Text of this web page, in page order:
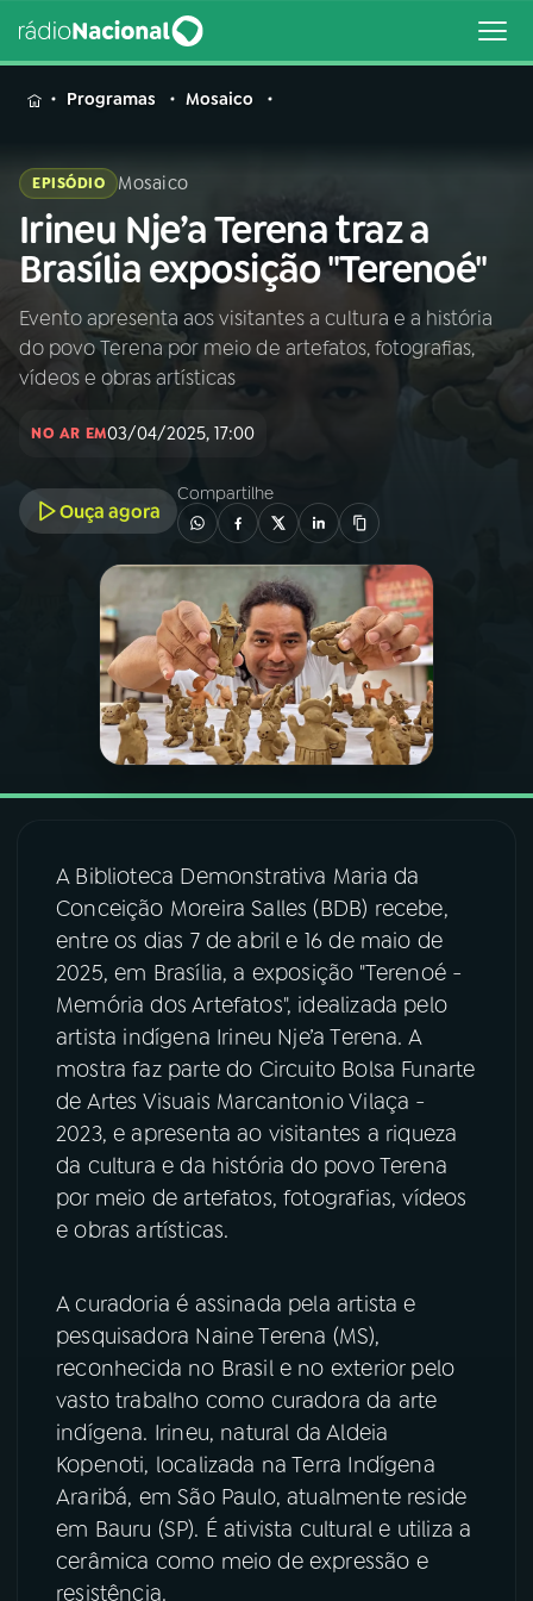
MENU
Buscar
na
Rádio
Nacional
Buscar
AO VIVO
01INÍCIO
02A RÁDIO
PROGRAMAÇÃO
PROGRAMAS
PODCASTS
07ÚLTIMAS
08FESTIVAL DE MÚSICA
ACOMPANHE A RÁDIO NACIONAL
YouTube Facebook
Instagram X
TikTok
Programas Mosaico
EPISÓDIO Mosaico
Irineu Nje’a Terena traz a
Brasília exposição "Terenoé"
Evento apresenta aos visitantes a cultura e a história
do povo Terena por meio de artefatos, fotografias,
vídeos e obras artísticas
NO AR EM03/04/2025, 17:00
Ouça agora
Compartilhe
A Biblioteca Demonstrativa Maria da
Conceição Moreira Salles (BDB) recebe,
entre os dias 7 de abril e 16 de maio de
2025, em Brasília, a exposição "Terenoé -
Memória dos Artefatos", idealizada pelo
artista indígena Irineu Nje’a Terena. A
mostra faz parte do Circuito Bolsa Funarte
de Artes Visuais Marcantonio Vilaça -
2023, e apresenta ao visitantes a riqueza
da cultura e da história do povo Terena
por meio de artefatos, fotografias, vídeos
e obras artísticas.
A curadoria é assinada pela artista e
pesquisadora Naine Terena (MS),
reconhecida no Brasil e no exterior pelo
vasto trabalho como curadora da arte
indígena. Irineu, natural da Aldeia
Kopenoti, localizada na Terra Indígena
Araribá, em São Paulo, atualmente reside
em Bauru (SP). É ativista cultural e utiliza a
cerâmica como meio de expressão e
resistência.